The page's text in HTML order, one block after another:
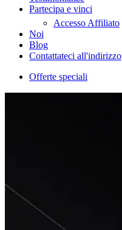
Partecipa e vinci
Accesso Affiliato
Noi
Blog
Contattateci all'indirizzo
Offerte speciali